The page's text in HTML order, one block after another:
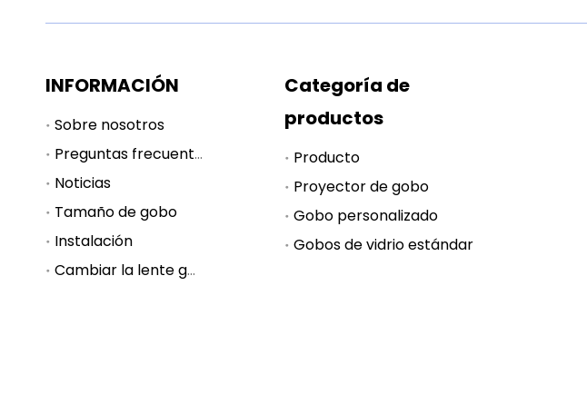
INFORMACIÓN
Sobre nosotros
Preguntas frecuentes
Noticias
Tamaño de gobo
Instalación
Cambiar la lente gobo
Categoría de
productos
Producto
Proyector de gobo
Gobo personalizado
Gobos de vidrio estándar